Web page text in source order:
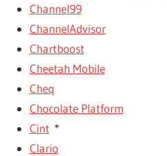
Channel99
ChannelAdvisor
Chartboost
Cheetah Mobile
Cheq
Chocolate Platform
Cint *
Clario